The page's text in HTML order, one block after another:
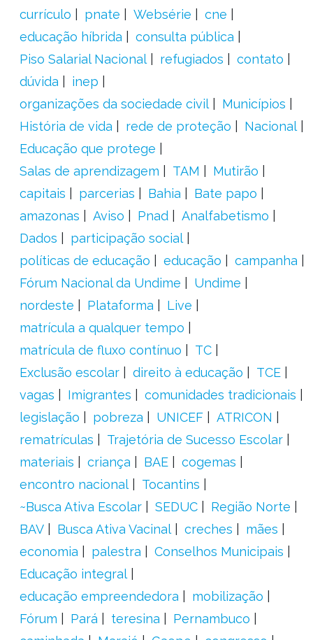
currículo
pnate Websérie
cne
educação híbrida
consulta pública
Piso Salarial Nacional
refugiados
contato
dúvida
inep
organizações da sociedade civil
Municípios
História de vida
rede de proteção
Nacional
Educação que protege
Salas de aprendizagem
TAM
Mutirão
capitais
parcerias Bahia
Bate papo
amazonas
Aviso Pnad
Analfabetismo
Dados
participação social
políticas de educação
educação
campanha
Fórum Nacional da Undime
Undime
nordeste
Plataforma
Live
matrícula a qualquer tempo
matrícula de fluxo contínuo
TC
Exclusão escolar
direito à educação
TCE
vagas
Imigrantes
comunidades tradicionais
legislação
pobreza UNICEF
ATRICON
rematrículas
Trajetória de Sucesso Escolar
materiais
criança BAE
cogemas
encontro nacional
Tocantins
~Busca Ativa Escolar
SEDUC
Região Norte
BAV
Busca Ativa Vacinal creches
mães
economia
palestra
Conselhos Municipais
Educação integral
educação empreendedora
mobilização
Fórum
Pará teresina
Pernambuco